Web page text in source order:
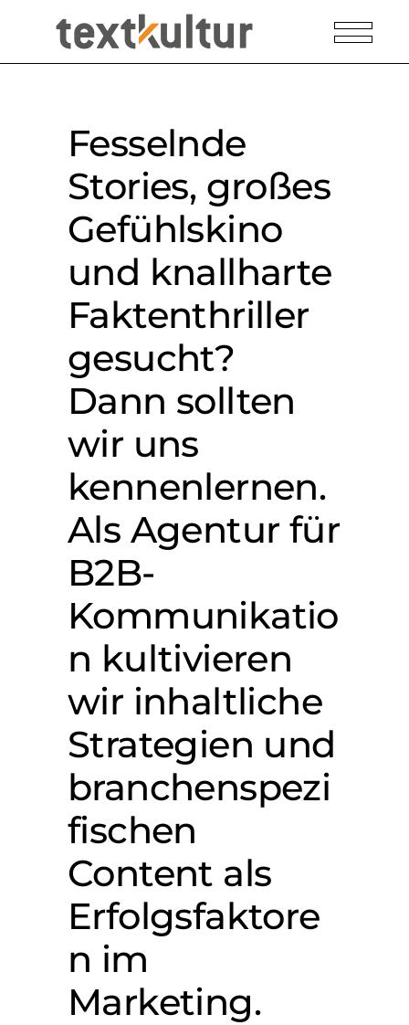
Fesselnde
Stories, großes
Gefühlskino
und knallharte
Faktenthriller
gesucht?
Dann sollten
wir uns
kennenlernen.
Als Agentur für
B2B-
Kommunikatio
n kultivieren
wir inhaltliche
Strategien und
branchenspezi
fischen
Content als
Erfolgsfaktore
n im
Marketing.